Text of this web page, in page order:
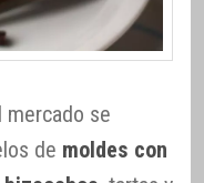
mercado se
de moldes con